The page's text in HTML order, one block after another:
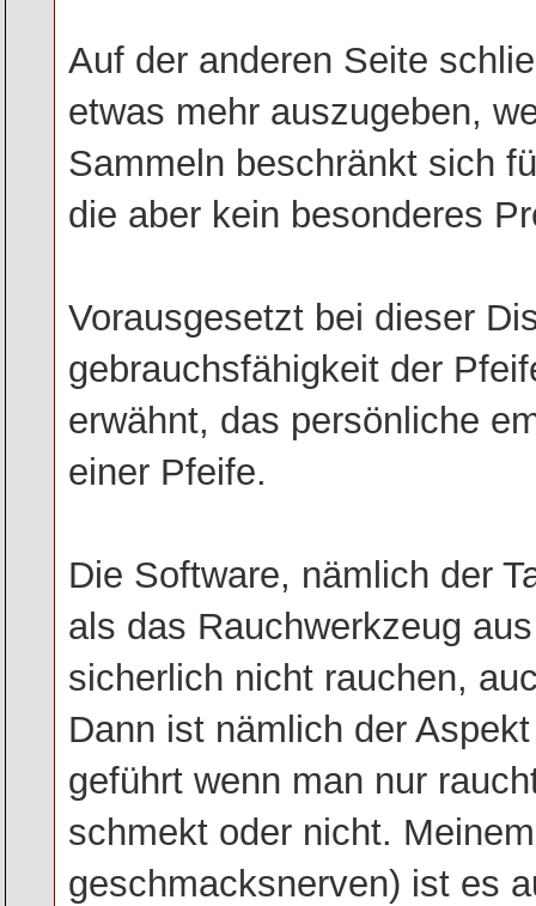
Auf der anderen Seite
etwas mehr auszugeben,
Sammeln beschränkt sich
die aber kein besonderes
Vorausgesetzt bei dieser
gebrauchsfähigkeit der
erwähnt, das persönliche
einer Pfeife.
Die Software, nämlich der
als das Rauchwerkzeug
sicherlich nicht rauchen,
Dann ist nämlich der
geführt wenn man nur
schmekt oder nicht.
geschmacksnerven) ist es